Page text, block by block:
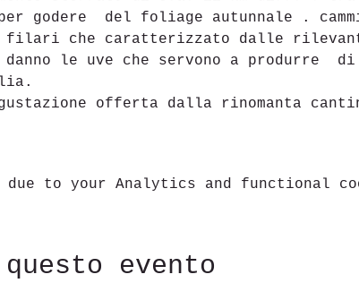
godere  del foliage autunnale .
che caratterizzato dalle rilevante
le uve che servono a produrre
offerta dalla rinomanta
due to your Analytics and functional
evento